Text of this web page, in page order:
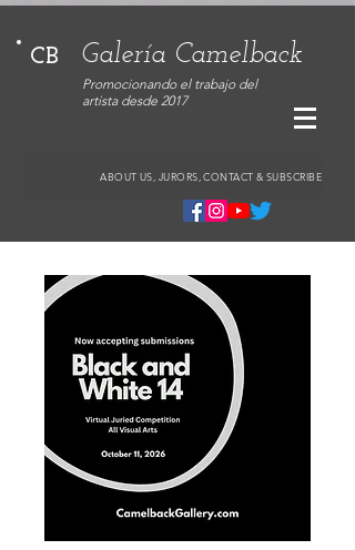
CB Galería Camelback
Promocionando el trabajo del
artista desde 2017
ABOUT US, JURORS, CONTACT & SUBSCRIBE